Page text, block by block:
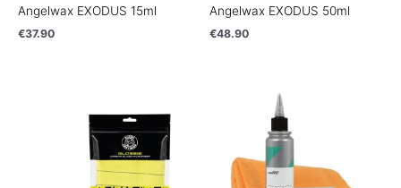
Angelwax EXODUS 15ml
€37.90
Angelwax EXODUS 50ml
€48.90
€4.90
through
€16.90